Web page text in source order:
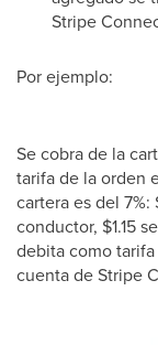
Stripe
Por ejemplo:
Se cobra de la
tarifa de la orden
cartera es del 7%:
conductor, $1.15
debita como
cuenta de Stripe